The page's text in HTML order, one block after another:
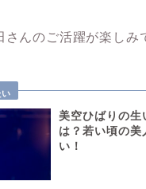
さんのご活躍が楽しみ
美空ひばりの生
は？若い頃の美
い！